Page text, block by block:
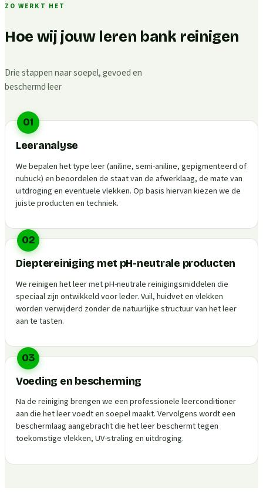
ZO WERKT HET
Hoe wij jouw leren bank reinigen
Drie stappen naar soepel, gevoed en
beschermd leer
01
Leeranalyse
We bepalen het type leer (aniline, semi-aniline, gepigmenteerd of
nubuck) en beoordelen de staat van de afwerklaag, de mate van
uitdroging en eventuele vlekken. Op basis hiervan kiezen we de
juiste producten en techniek.
02
Dieptereiniging met pH-neutrale producten
We reinigen het leer met pH-neutrale reinigingsmiddelen die
speciaal zijn ontwikkeld voor leder. Vuil, huidvet en vlekken
worden verwijderd zonder de natuurlijke structuur van het leer
aan te tasten.
03
Voeding en bescherming
Na de reiniging brengen we een professionele leerconditioner
aan die het leer voedt en soepel maakt. Vervolgens wordt een
beschermlaag aangebracht die het leer beschermt tegen
toekomstige vlekken, UV-straling en uitdroging.